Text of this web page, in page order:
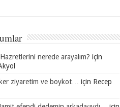
nerede arayalım? için
ziyaretim ve boykot…
için Recep